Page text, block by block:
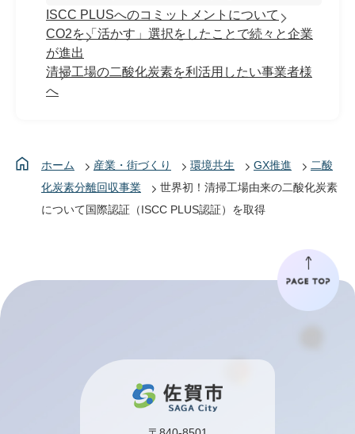
ISCC PLUSへのコミットメントについて
CO2を「活かす」選択をしたことで続々と企業
が進出
清掃工場の二酸化炭素を利活用したい事業者様
へ
ホーム 産業・街づくり 環境共生 GX推進
二酸
化炭素分離回収事業
世界初！清掃工場由来の二酸化炭素
について国際認証（ISCC PLUS認証）を取得